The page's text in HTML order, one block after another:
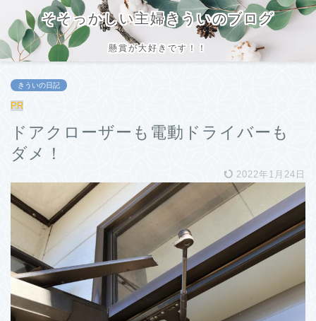
そそっかしい主婦きういのブログ
懸賞が大好きです！！
きういの日記
PR
ドアクローザーも電動ドライバーも
ダメ！
2022年1月24日